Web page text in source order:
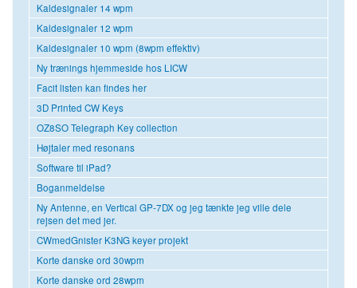
Kaldesignaler 14 wpm
Kaldesignaler 12 wpm
Kaldesignaler 10 wpm (8wpm effektiv)
Ny trænings hjemmeside hos LICW
Facit listen kan findes her
3D Printed CW Keys
OZ8SO Telegraph Key collection
Højtaler med resonans
Software til iPad?
Boganmeldelse
Ny Antenne, en Vertical GP-7DX og jeg tænkte jeg ville dele
rejsen det med jer.
CWmedGnister K3NG keyer projekt
Korte danske ord 30wpm
Korte danske ord 28wpm